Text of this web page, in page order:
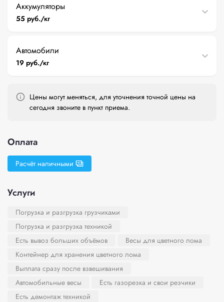
Аккумуляторы
55 руб./кг
Автомобили
19 руб./кг
Цены могут меняться, для уточнения точной цены на
сегодня звоните в пункт приема.
Оплата
Расчёт наличными
Услуги
Погрузка и разгрузка грузчиками
Погрузка и разгрузка техникой
Есть вывоз больших объёмов
Весы для цветного лома
Контейнер для хранения цветного лома
Выплата сразу после взвешивания
Автомобильные весы
Есть газорезка и свои резчики
Есть демонтаж техникой